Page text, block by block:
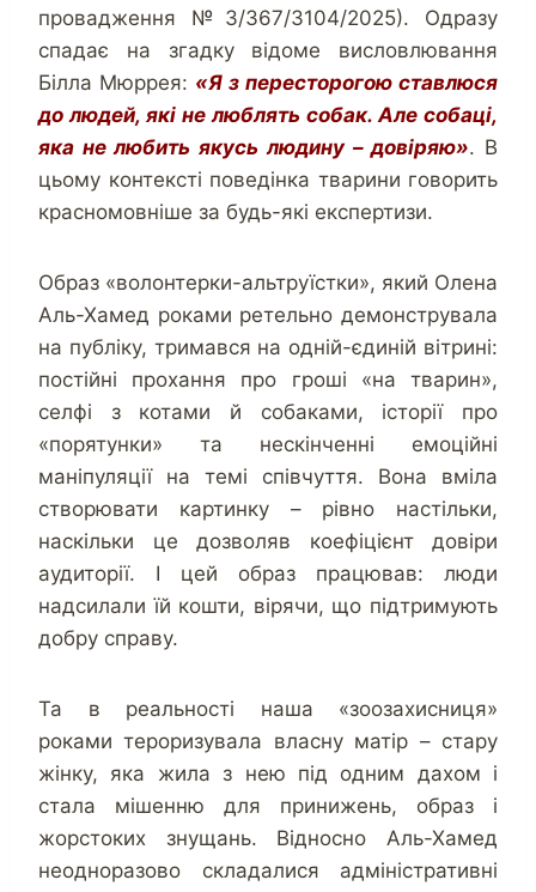
провадження №3/367/3104/2025). Одразу
спадає на згадку відоме висловлювання
Білла Мюррея: «Я з пересторогою ставлюся
до людей, які не люблять собак. Але собаці,
яка не любить якусь людину – довіряю». В
цьому контексті поведінка тварини говорить
красномовніше за будь-які експертизи.
Образ «волонтерки-альтруїстки», який Олена
Аль-Хамед роками ретельно демонструвала
на публіку, тримався на одній-єдиній вітрині:
постійні прохання про гроші «на тварин»,
селфі з котами й собаками, історії про
«порятунки» та нескінченні емоційні
маніпуляції на темі співчуття. Вона вміла
створювати картинку – рівно настільки,
наскільки це дозволяв коефіцієнт довіри
аудиторії. І цей образ працював: люди
надсилали їй кошти, вірячи, що підтримують
добру справу.
Та в реальності наша «зоозахисниця»
роками тероризувала власну матір – стару
жінку, яка жила з нею під одним дахом і
стала мішенню для принижень, образ і
жорстоких знущань. Відносно Аль-Хамед
неодноразово складалися адміністративні